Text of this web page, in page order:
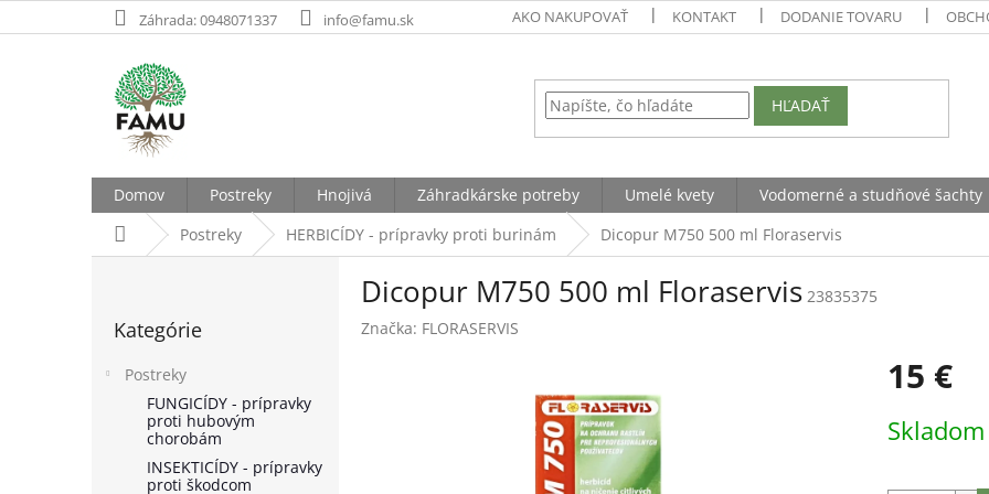
na
Záhrada: 0948071337 info@famu.sk AKO NAKUPOVAŤ KONTAKT DODANIE TOVARU
HĽADAŤ
Domov Postreky Hnojivá Záhradkárske potreby Umelé kvety Vodomerné a studňové šachty
DomovPostreky HERBICÍDY - prípravky proti burinám Dicopur M750 500 ml Floraservis
kategórie
Kategórie
Postreky
FUNGICÍDY - prípravky
proti hubovým
chorobám
INSEKTICÍDY - prípravky
proti škodcom
Dicopur M750 500 ml Floraservis 23835375
Značka: FLORASERVIS
15 €
cena:
Skladom